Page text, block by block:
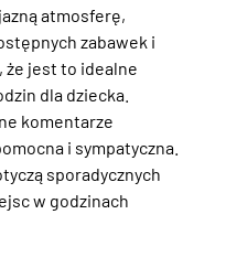
atmosferę,
zabawek i
że jest to idealne
dla dziecka.
komentarze
i sympatyczna.
sporadycznych
w godzinach